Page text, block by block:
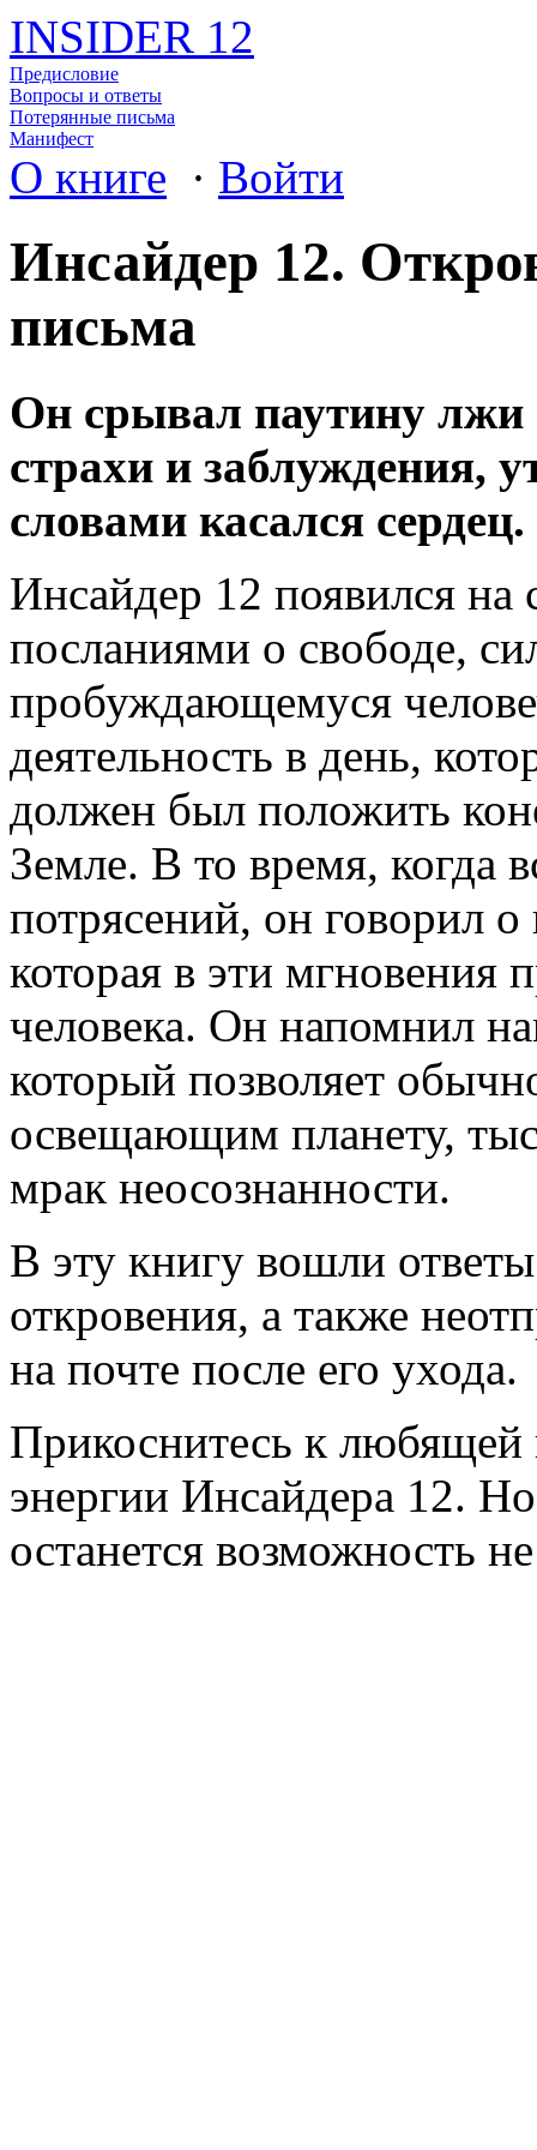
INSIDER 12
Предисловие
Вопросы и ответы
Потерянные письма
Манифест
О книге · Войти
Инсайдер 12.
письма
Он срывал паутину лжи
страхи и заблуждения,
словами касался сердец.
Инсайдер 12 появился на
посланиями о свободе,
пробуждающемуся
деятельность в день,
должен был положить
Земле. В то время, когда
потрясений, он говорил
которая в эти мгновения
человека. Он напомнил
который позволяет
освещающим планету,
мрак неосознанности.
В эту книгу вошли
откровения, а также
на почте после его ухода.
Прикоснитесь к
энергии Инсайдера 12.
останется возможность